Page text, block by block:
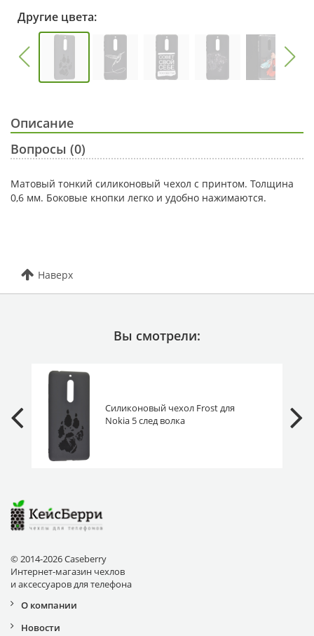
Другие цвета:
Описание
Вопросы (0)
Матовый тонкий силиконовый чехол с принтом. Толщина
0,6 мм. Боковые кнопки легко и удобно нажимаются.
Наверх
Вы смотрели:
Силиконовый чехол Frost для
Nokia 5 след волка
© 2014-2026 Caseberry
Интернет-магазин чехлов
и аксессуаров для телефона
О компании
Новости